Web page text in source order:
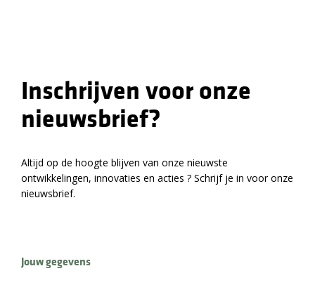
Inschrijven voor onze
nieuwsbrief?
Altijd op de hoogte blijven van onze nieuwste
ontwikkelingen, innovaties en acties ? Schrijf je in voor onze
nieuwsbrief.
Jouw gegevens